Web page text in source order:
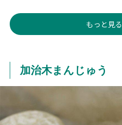
もっと見る
加治木まんじゅう